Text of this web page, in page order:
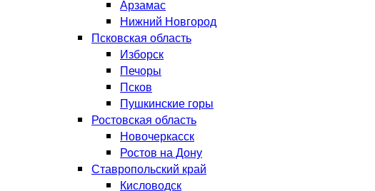
Арзамас
Нижний Новгород
Псковская область
Изборск
Печоры
Псков
Пушкинские горы
Ростовская область
Новочеркасск
Ростов на Дону
Ставропольский край
Кисловодск